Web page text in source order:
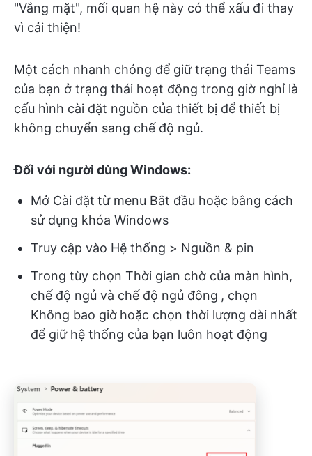
"Vắng mặt", mối quan hệ này có thể xấu đi thay
vì cải thiện!
Một cách nhanh chóng để giữ trạng thái Teams
của bạn ở trạng thái hoạt động trong giờ nghỉ là
cấu hình cài đặt nguồn của thiết bị để thiết bị
không chuyển sang chế độ ngủ.
Đối với người dùng Windows:
Mở Cài đặt từ menu Bắt đầu hoặc bằng cách
sử dụng khóa Windows
Truy cập vào Hệ thống > Nguồn & pin
Trong tùy chọn Thời gian chờ của màn hình,
chế độ ngủ và chế độ ngủ đông , chọn
Không bao giờ hoặc chọn thời lượng dài nhất
để giữ hệ thống của bạn luôn hoạt động